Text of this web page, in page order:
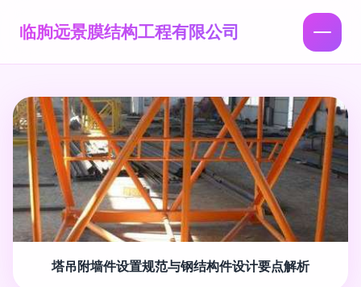
临朐远景膜结构工程有限公司
塔吊附墙件设置规范与钢结构件设计要点解析